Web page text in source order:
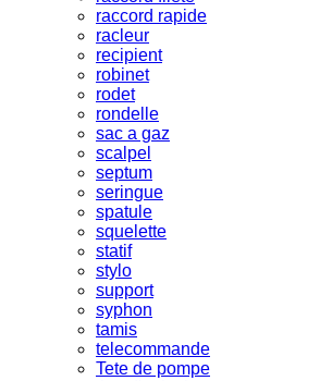
raccord rapide
racleur
recipient
robinet
rodet
rondelle
sac a gaz
scalpel
septum
seringue
spatule
squelette
statif
stylo
support
syphon
tamis
telecommande
Tete de pompe